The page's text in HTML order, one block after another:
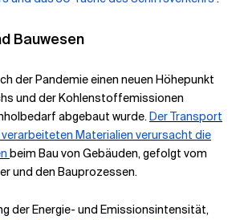
Bauwesen
der Pandemie einen neuen Höhepunkt
und der Kohlenstoffemissionen
abgebaut wurde.Der Transport
Materialien verursacht die
beim Bau von Gebäuden, gefolgt vom
und den Bauprozessen.
der Energie- und Emissionsintensität,